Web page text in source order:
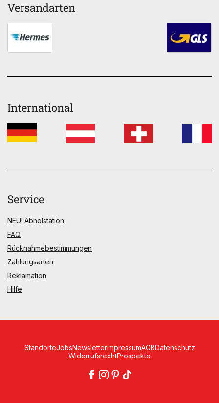
Versandarten
International
Service
NEU! Abholstation
FAQ
Rücknahmebestimmungen
Zahlungsarten
Reklamation
Hilfe
StandorteJobsNewsletterImpressumAGBDatenschutz
WiderrufsrechtProspekte